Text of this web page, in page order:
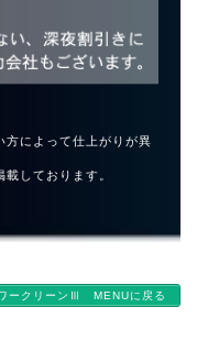
によって仕上がりが異
しております。
ークリーンⅢ MENUに戻る